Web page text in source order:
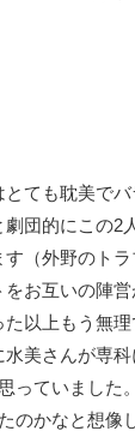
ても耽美で
劇団的にこの2
（外野のトラ
お互いの陣
以上もう無理
美さんが専
っていました
のかなと想像